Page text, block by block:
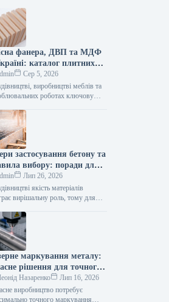
фанера, ДВП та МДФ
каталог плитних
від «ВІН-ВУД»
Сер 5, 2026
виробництві меблів та
роботах ключову
Компанія «ВІН-ВУД» уже
час займається…
застосування бетону та
вибору: поради для
й промислового
Лип 26, 2026
якість матеріалів
вирішальну роль, тому для
перевірених виробників, таких
Промбудцентр,…
маркування металу:
рішення для точного
нанесення
Назаренко
Лип 16, 2026
виробництво потребує
точного маркування